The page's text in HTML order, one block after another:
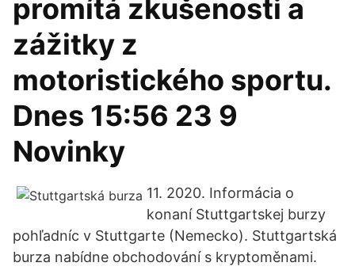
promítá zkušenosti a
zážitky z
motoristického sportu.
Dnes 15:56 23 9
Novinky
11. 2020. Informácia o
konaní Stuttgartskej burzy
pohľadníc v Stuttgarte (Nemecko). Stuttgartská
burza nabídne obchodování s kryptoměnami.